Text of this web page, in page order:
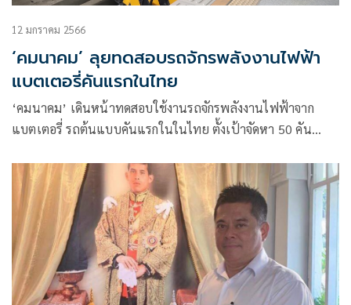
12 มกราคม 2566
‘คมนาคม’ ลุยทดสอบรถจักรพลังงานไฟฟ้า
แบตเตอรี่คันแรกในไทย
‘คมนาคม’ เดินหน้าทดสอบใช้งานรถจักรพลังงานไฟฟ้าจาก
แบตเตอรี่ รถต้นแบบคันแรกในในไทย ตั้งเป้าจัดหา 50 คัน